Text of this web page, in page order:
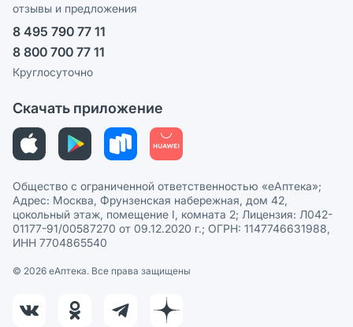
Ваши товары на ЕАПТЕКЕ
СМИ о нас
Политика конфиденциальности
Пользовательское соглашение
Политика рекомендаций
Политика в отношении обработки персональных данных
отзывы и предложения
8 495 790 77 11
8 800 700 77 11
Круглосуточно
Скачать приложение
Общество с ограниченной ответственностью «еАптека»;
Адрес: Москва, Фрунзенская набережная, дом 42,
цокольный этаж, помещение I, комната 2; Лицензия: Л042-
01177-91/00587270 от 09.12.2020 г.; ОГРН: 1147746631988,
ИНН 7704865540
© 2026 eАптека. Все права защищены